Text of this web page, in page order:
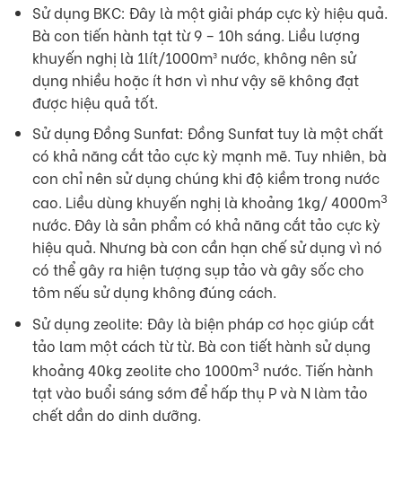
Sử dụng BKC: Đây là một giải pháp cực kỳ hiệu quả.
Bà con tiến hành tạt từ 9 – 10h sáng. Liều lượng
khuyến nghị là 1lít/1000m³ nước, không nên sử
dụng nhiều hoặc ít hơn vì như vậy sẽ không đạt
được hiệu quả tốt.
Sử dụng Đồng Sunfat: Đồng Sunfat tuy là một chất
có khả năng cắt tảo cực kỳ mạnh mẽ. Tuy nhiên, bà
con chỉ nên sử dụng chúng khi độ kiềm trong nước
cao. Liều dùng khuyến nghị là khoảng 1kg/ 4000m3
nước. Đây là sản phẩm có khả năng cắt tảo cực kỳ
hiệu quả. Nhưng bà con cần hạn chế sử dụng vì nó
có thể gây ra hiện tượng sụp tảo và gây sốc cho
tôm nếu sử dụng không đúng cách.
Sử dụng zeolite: Đây là biện pháp cơ học giúp cắt
tảo lam một cách từ từ. Bà con tiết hành sử dụng
khoảng 40kg zeolite cho 1000m3 nước. Tiến hành
tạt vào buổi sáng sớm để hấp thụ P và N làm tảo
chết dần do dinh dưỡng.